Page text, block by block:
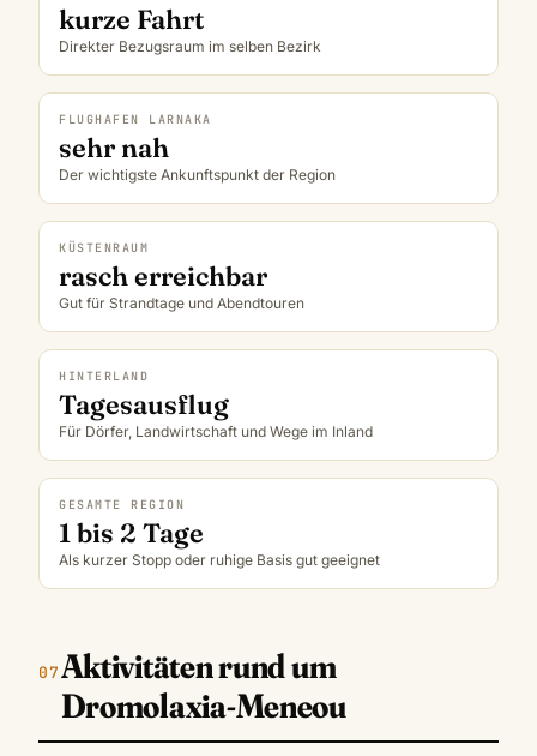
kurze Fahrt
Direkter Bezugsraum im selben Bezirk
FLUGHAFEN LARNAKA
sehr nah
Der wichtigste Ankunftspunkt der Region
KÜSTENRAUM
rasch erreichbar
Gut für Strandtage und Abendtouren
HINTERLAND
Tagesausflug
Für Dörfer, Landwirtschaft und Wege im Inland
GESAMTE REGION
1 bis 2 Tage
Als kurzer Stopp oder ruhige Basis gut geeignet
Aktivitäten rund um
Dromolaxia-Meneou